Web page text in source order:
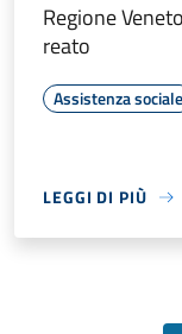
Regione
reato
Assistenza sociale
LEGGI DI PIÙ